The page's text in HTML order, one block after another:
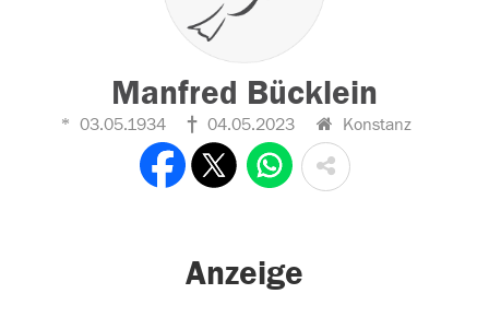
Manfred Bücklein
03.05.1934 04.05.2023 Konstanz
Anzeige